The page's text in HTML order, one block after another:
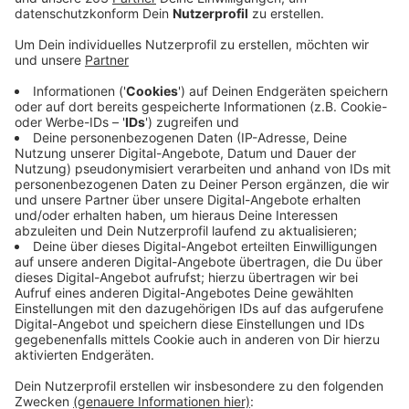
Veröffentlicht:Mittwoch, 22.07.2020 14:36
Anzeige
Der TuS Ferndorf ist Corona-frei und kann heute
Abend mit den Saisonvorbereitungen starten. Am
Montag sind alle Spieler und Betreuer auf das Virus
getestet worden. Die Ergebnisse sind negativ.
Organisiert wurde das Ganze vom AMZ Siegerland und
vom Marienkrankenhaus. Jetzt steht dem ersten
Mannschaftstraining heute Abend nichts mehr im Weg.
Wegen der Baustelle in der Stählerwiese weicht das
Team um den neuen Trainer Robert Andersson in die
Zweifachhalle aus. Bis Anfang Oktober läuft die
Vorbereitung; dann steht das erste Saisonspiel in